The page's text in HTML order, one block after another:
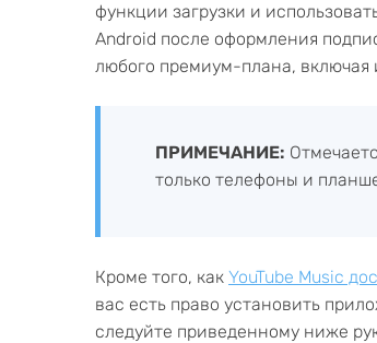
функции загрузки и
Android после оформления
любого премиум-плана,
ПРИМЕЧАНИЕ:
только телефоны и
Кроме того, как YouTube Music
вас есть право установить
следуйте приведенному ниже